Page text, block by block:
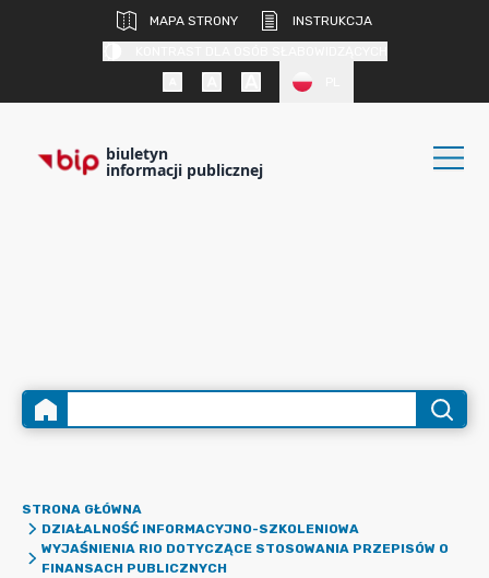
MAPA STRONY
INSTRUKCJA
biuletyn
informacji publicznej
STRONA GŁÓWNA
DZIAŁALNOŚĆ INFORMACYJNO-SZKOLENIOWA
WYJAŚNIENIA RIO DOTYCZĄCE STOSOWANIA PRZEPISÓW O
FINANSACH PUBLICZNYCH